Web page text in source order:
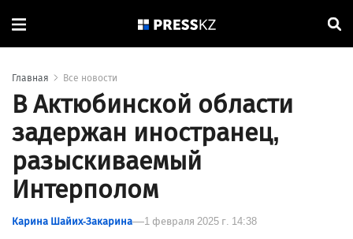
Главная Все новости
В Актюбинской области
задержан иностранец,
разыскиваемый
Интерполом
Карина Шайих-Закарина 1 февраля 2025 г. 14:38